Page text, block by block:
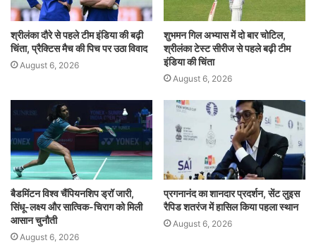
श्रीलंका दौरे से पहले टीम इंडिया की बढ़ी
चिंता, प्रैक्टिस मैच की पिच पर उठा विवाद
August 6, 2026
शुभमन गिल अभ्यास में दो बार चोटिल,
श्रीलंका टेस्ट सीरीज से पहले बढ़ी टीम
इंडिया की चिंता
August 6, 2026
बैडमिंटन विश्व चैंपियनशिप ड्रॉ जारी,
सिंधू-लक्ष्य और सात्विक-चिराग को मिली
आसान चुनौती
August 6, 2026
प्रगनानंद का शानदार प्रदर्शन, सेंट लुइस
रैपिड शतरंज में हासिल किया पहला स्थान
August 6, 2026